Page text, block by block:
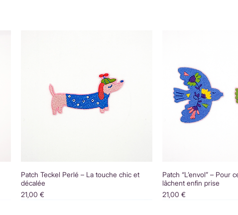
Patch Teckel Perlé – La touche chic et
décalée
Prix
21,00 €
Patch “L’envol” – Pour
lâchent enfin prise
Prix
21,00 €